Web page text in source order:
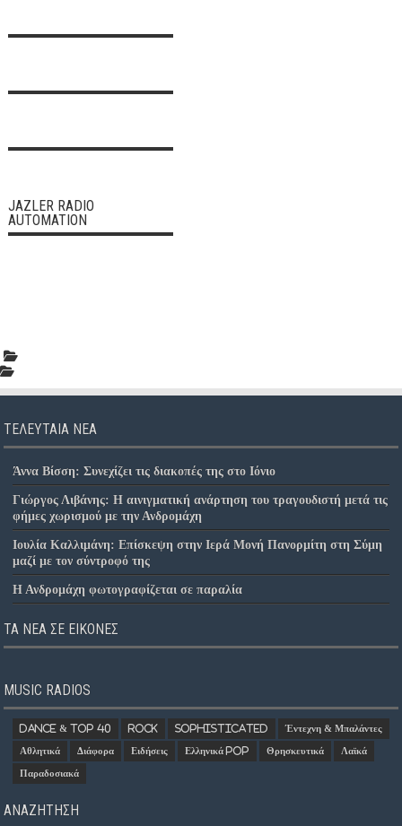
JAZLER RADIO
AUTOMATION
ΤΕΛΕΥΤΑΊΑ ΝΈΑ
Άννα Βίσση: Συνεχίζει τις διακοπές της στο Ιόνιο
Γιώργος Λιβάνης: Η αινιγματική ανάρτηση του τραγουδιστή μετά τις
φήμες χωρισμού με την Ανδρομάχη
Ιουλία Καλλιμάνη: Επίσκεψη στην Ιερά Μονή Πανορμίτη στη Σύμη
μαζί με τον σύντροφό της
Η Ανδρομάχη φωτογραφίζεται σε παραλία
ΤΑ ΝΈΑ ΣΕ ΕΙΚΌΝΕΣ
MUSIC RADIOS
Dance & Top 40 Rock Sophisticated Έντεχνη & Μπαλάντες
Αθλητικά Διάφορα Ειδήσεις Ελληνικά Pop Θρησκευτικά Λαϊκά
Παραδοσιακά
ΑΝΑΖΗΤΗΣΗ